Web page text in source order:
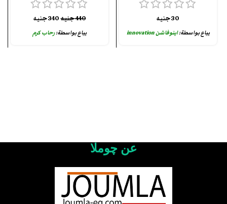
30جنيه
يباع بواسطة:اينوفاشن innovation
440جنيه340جنيه
يباع بواسطة:رحاب كرم
عن چوملا